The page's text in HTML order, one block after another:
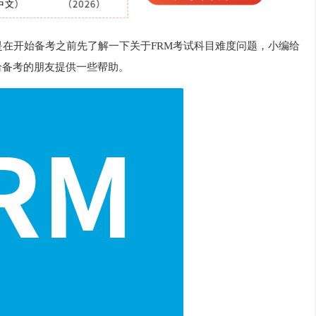
开始备考之前先了解一下关于FRM考试科目难度问题，小编给
考的朋友提供一些帮助。